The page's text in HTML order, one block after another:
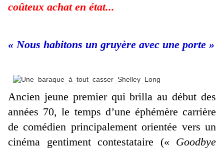
coûteux achat en état...
« Nous habitons un gruyère avec une porte »
Ancien jeune premier qui brilla au début des
années 70, le temps d’une éphémère carrière
de comédien principalement orientée vers un
cinéma gentiment contestataire (« Goodbye